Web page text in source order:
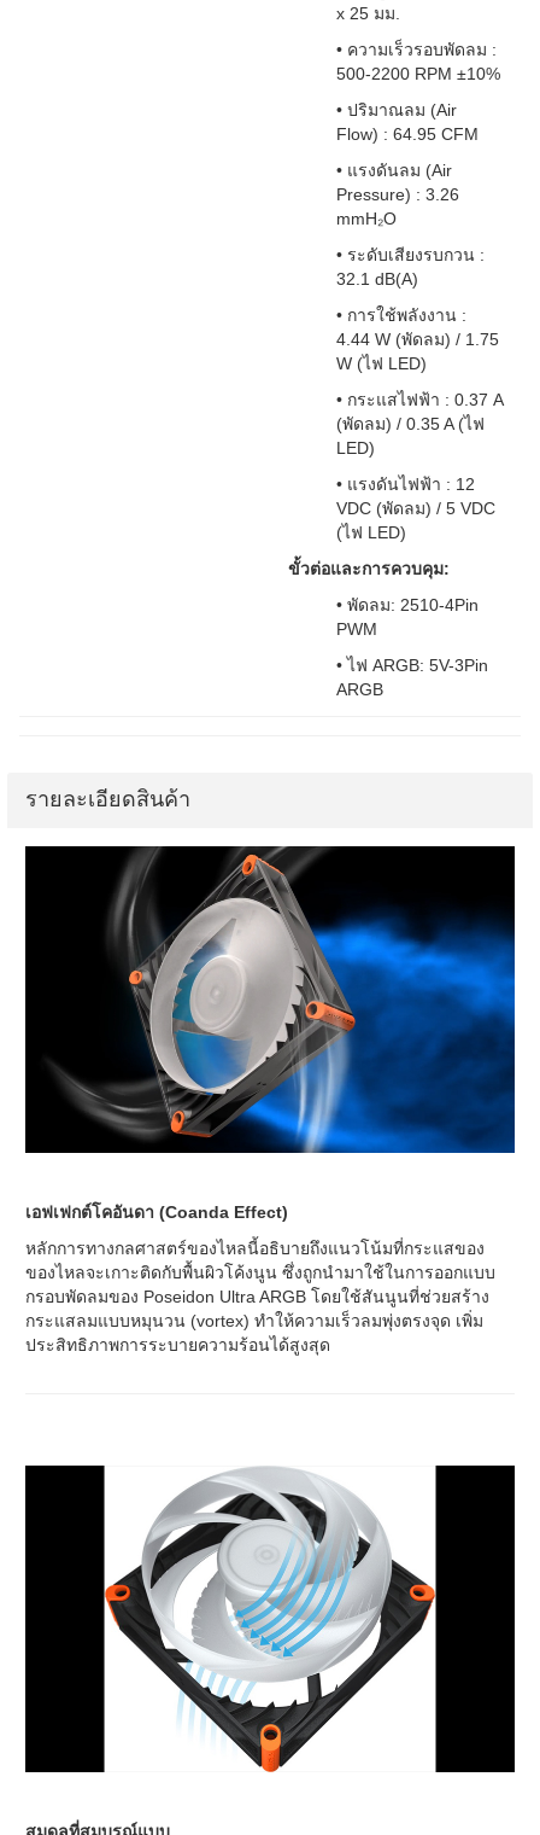
x 25 มม.
• ความเร็วรอบพัดลม :
500-2200 RPM ±10%
• ปริมาณลม (Air
Flow) : 64.95 CFM
• แรงดันลม (Air
Pressure) : 3.26
mmH₂O
• ระดับเสียงรบกวน :
32.1 dB(A)
• การใช้พลังงาน :
4.44 W (พัดลม) / 1.75
W (ไฟ LED)
• กระแสไฟฟ้า : 0.37 A
(พัดลม) / 0.35 A (ไฟ
LED)
• แรงดันไฟฟ้า : 12
VDC (พัดลม) / 5 VDC
(ไฟ LED)
ขั้วต่อและการควบคุม:
• พัดลม: 2510-4Pin
PWM
• ไฟ ARGB: 5V-3Pin
ARGB
รายละเอียดสินค้า
เอฟเฟกต์โคอันดา (Coanda Effect)
หลักการทางกลศาสตร์ของไหลนี้อธิบายถึงแนวโน้มที่กระแสของ
ของไหลจะเกาะติดกับพื้นผิวโค้งนูน ซึ่งถูกนำมาใช้ในการออกแบบ
กรอบพัดลมของ Poseidon Ultra ARGB โดยใช้สันนูนที่ช่วยสร้าง
กระแสลมแบบหมุนวน (vortex) ทำให้ความเร็วลมพุ่งตรงจุด เพิ่ม
ประสิทธิภาพการระบายความร้อนได้สูงสุด
สมดุลที่สมบูรณ์แบบ